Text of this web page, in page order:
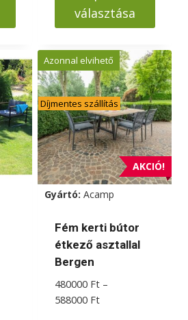
választása
a
terméknek
több
variációja
van.
A
változatok
a
termékoldalon
választhatók
ki
AKCIÓ!
Azonnal elvihető
Díjmentes szállítás
Gyártó: Acamp
Fém kerti bútor
étkező asztallal
Bergen
480000 Ft –
588000 FtÁrtartomány: